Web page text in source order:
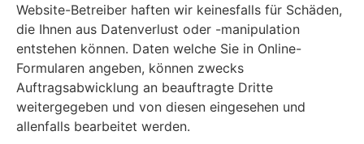
Website-Betreiber haften wir keinesfalls für Schäden,
die Ihnen aus Datenverlust oder -manipulation
entstehen können. Daten welche Sie in Online-
Formularen angeben, können zwecks
Auftragsabwicklung an beauftragte Dritte
weitergegeben und von diesen eingesehen und
allenfalls bearbeitet werden.